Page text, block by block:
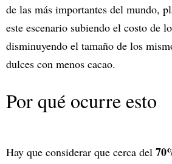
de las más importantes del mundo,
este escenario subiendo el costo de
disminuyendo el tamaño de los
dulces con menos cacao.
Por qué ocurre esto
Hay que considerar que cerca del